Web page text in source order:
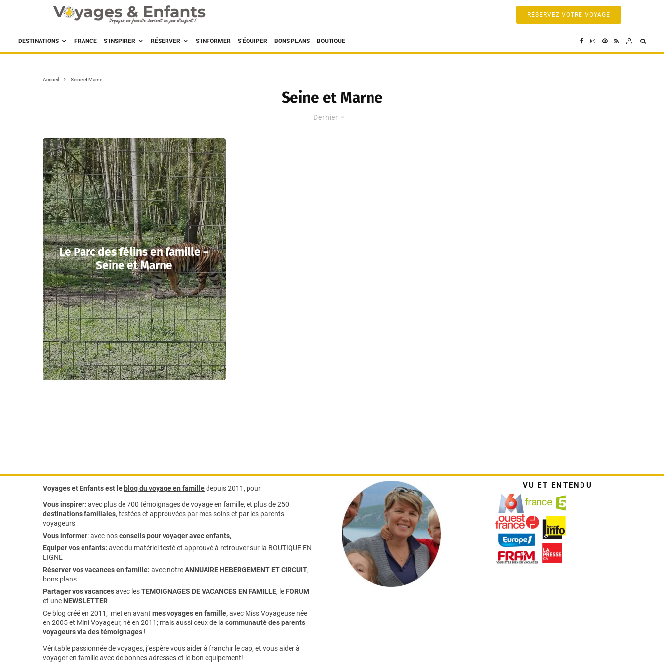
RÉSERVEZ VOTRE VOYAGE
DESTINATIONS FRANCE S’INSPIRER RÉSERVER S’INFORMER S’ÉQUIPER BONS PLANS BOUTIQUE
Accueil Seine et Marne
Seine et Marne
Dernier
Le Parc des félins en famille –
Seine et Marne
Voyages et Enfants est le blog du voyage en familledepuis 2011, pour
Vous inspirer: avec plus de 700 témoignages devoyage en famille, et plus de 250
destinations familiales, testées et approuvées par mes soins et par les parents
voyageurs
Vous informer:avec nosconseils pour voyager avec enfants,
Equiper vos enfants: avec du matériel testé et approuvé à retrouver sur la BOUTIQUE EN
LIGNE
Réserver vos vacances en famille: avec notreANNUAIRE HEBERGEMENT ET CIRCUIT,
bons plans
Partager vos vacancesavec lesTEMOIGNAGES DE VACANCES EN FAMILLE, le FORUM
et une NEWSLETTER
Ce blog créé en 2011, met en avant mes voyages en famille,avec Miss Voyageuse née
en 2005 et Mini Voyageur, né en 2011; mais aussi ceux de la communauté des parents
voyageurs via des témoignages !
Véritable passionnée de voyages, j’espère vous aider à franchir le cap, et vous aider à
voyager en famille avec de bonnes adresses et le bon équipement!
VU ET ENTENDU